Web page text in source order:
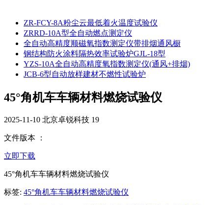
ZR-FCY-8A粉尘云最低着火温度试验仪
ZRRD-10A型全自动燃点测定仪
全自动高精度顺磁氧指数测定仪带排烟通风橱
钢结构防火涂料隔热效率试验炉GJL-18型
YZS-10A全自动高精度氧指数测定仪(通风+排烟)
JCB-6型自动放样建材不燃性试验炉
45°角机车车辆材料燃烧试验仪
2025-11-10 北京卓锐科技 19
文件版本 ：
立即下载
45°角机车车辆材料燃烧试验仪
标签: 45°角机车车辆材料燃烧试验仪